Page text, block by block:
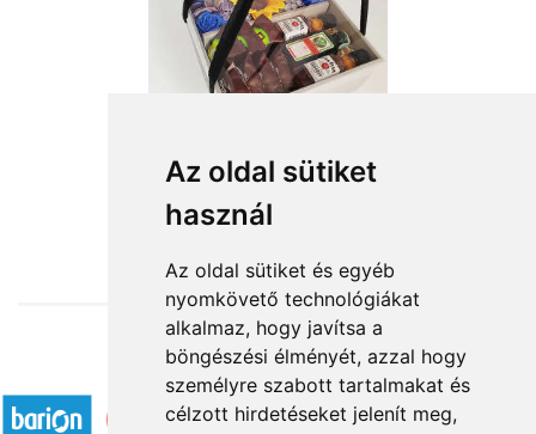
Az oldal sütiket
használ
Az oldal sütiket és egyéb
nyomkövető technológiákat
alkalmaz, hogy javítsa a
böngészési élményét, azzal hogy
személyre szabott tartalmakat és
célzott hirdetéseket jelenít meg,
Tiszta szívvel
16 400 Ft-tól
Elfogadott fizetési módok